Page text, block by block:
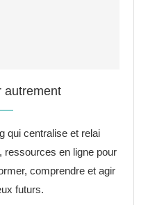
autrement
qui centralise et relai
ressources en ligne pour
comprendre et agir
futurs.